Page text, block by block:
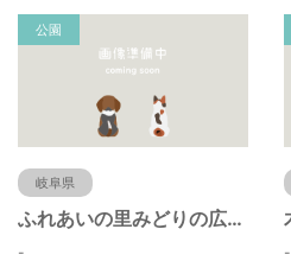
公園
岐阜県
ふれあいの里みどりの広場（岐阜県羽島市）
- -